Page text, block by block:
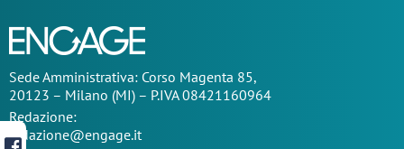
SedeAmministrativa: Corso Magenta 85,
20123 – Milano (MI) – P.IVA 08421160964
Redazione:
redazione@engage.it